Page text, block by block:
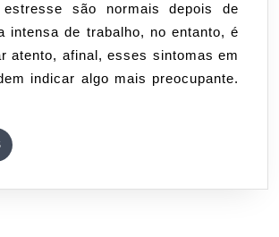
que
é
e
quais
são normais depois de
intensa de trabalho, no entanto, é
atento, afinal, esses sintomas em
indicar algo mais preocupante.
SAIBA
MAIS